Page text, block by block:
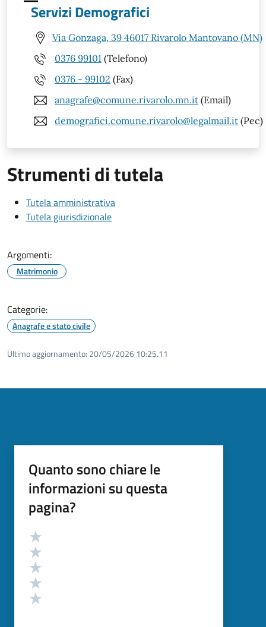
Servizi Demografici
Via Gonzaga, 39 46017 Rivarolo Mantovano (MN)
0376 99101 (Telefono)
0376 - 99102 (Fax)
anagrafe@comune.rivarolo.mn.it (Email)
demografici.comune.rivarolo@legalmail.it (Pec)
Strumenti di tutela
Tutela amministrativa
Tutela giurisdizionale
Argomenti:
Matrimonio
Categorie:
Anagrafe e stato civile
Ultimo aggiornamento: 20/05/2026 10:25.11
Quanto sono chiare le
informazioni su questa
pagina?
Valutazione